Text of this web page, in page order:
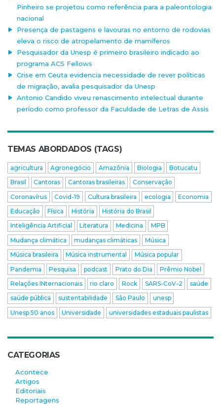
Pinheiro se projetou como referência para a paleontologia
nacional
Presença de pastagens e lavouras no entorno de rodovias
eleva o risco de atropelamento de mamíferos
Pesquisador da Unesp é primeiro brasileiro indicado ao
programa ACS Fellows
Crise em Ceuta evidencia necessidade de rever políticas
de migração, avalia pesquisador da Unesp
Antonio Candido viveu renascimento intelectual durante
período como professor da Faculdade de Letras de Assis
TEMAS ABORDADOS (TAGS)
agricultura Agronegócio Amazônia Biologia
Botucatu
Brasil
Cantoras Cantoras brasileiras
Conservação
Coronavírus
Covid-19 Cultura brasileira ecologia
Economia
Educação
Física História
História do Brasil
Inteligência Artificial
Literatura Medicina
MPB
Mudança climática
mudanças climáticas
Música
Música brasileira
Música instrumental
Música popular
Pandemia
Pesquisa podcast Prato do Dia
Prêmio Nobel
Relações INternacionais
rio claro Rock SARS-CoV-2
saúde
saúde pública
sustentabilidade São Paulo
unesp
Unesp 50 anos
Universidade universidades estaduais paulistas
CATEGORIAS
Acontece
Artigos
Editoriais
Reportagens